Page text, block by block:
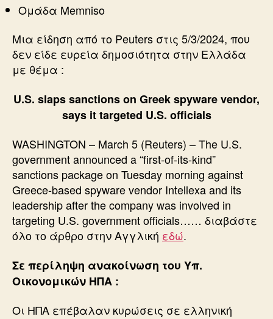
Ομάδα Memniso
Μια είδηση από το Ρeuters στις 5/3/2024, που
δεν είδε ευρεία δημοσιότητα στην Ελλάδα
με θέμα :
U.S. slaps sanctions on Greek spyware vendor,
says it targeted U.S. officials
WASHINGTON – March 5 (Reuters) – The U.S.
government announced a “first-of-its-kind”
sanctions package on Tuesday morning against
Greece-based spyware vendor Intellexa and its
leadership after the company was involved in
targeting U.S. government officials…… διαβάστε
όλο το άρθρο στην Αγγλική εδώ.
Σε περίληψη ανακοίνωση του Υπ.
Οικονομικών ΗΠΑ :
Οι ΗΠΑ επέβαλαν κυρώσεις σε ελληνική